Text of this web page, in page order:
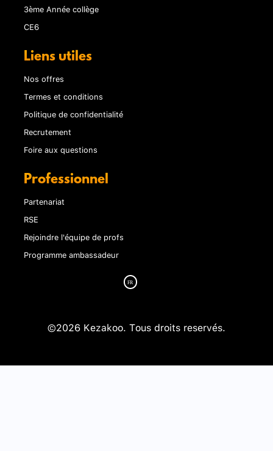
3ème Année collège
CE6
Liens utiles
Nos offres
Termes et conditions
Politique de confidentialité
Recrutement
Foire aux questions
Professionnel
Partenariat
RSE
Rejoindre l'équipe de profs
Programme ambassadeur
©2026 Kezakoo. Tous droits reservés.